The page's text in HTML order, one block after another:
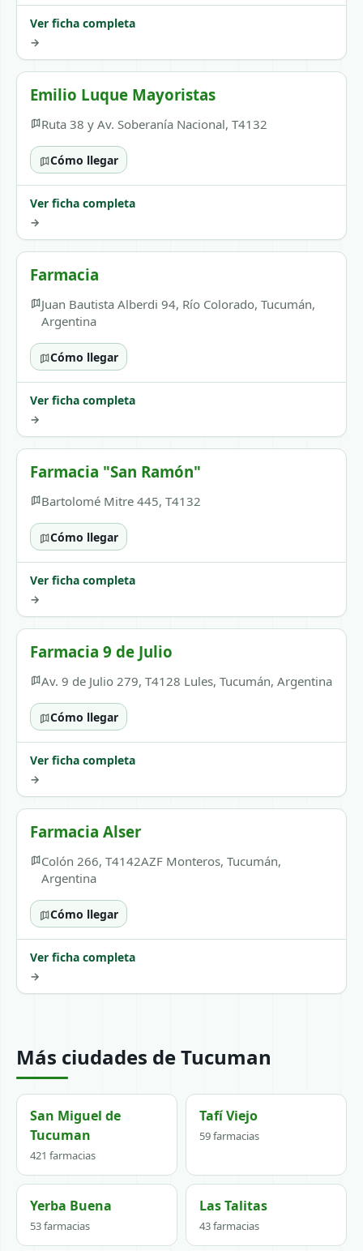
Ver ficha completa
→
Emilio Luque Mayoristas
Ruta 38 y Av. Soberanía Nacional, T4132
Cómo llegar
Ver ficha completa
→
Farmacia
Juan Bautista Alberdi 94, Río Colorado, Tucumán,
Argentina
Cómo llegar
Ver ficha completa
→
Farmacia "San Ramón"
Bartolomé Mitre 445, T4132
Cómo llegar
Ver ficha completa
→
Farmacia 9 de Julio
Av. 9 de Julio 279, T4128 Lules, Tucumán, Argentina
Cómo llegar
Ver ficha completa
→
Farmacia Alser
Colón 266, T4142AZF Monteros, Tucumán,
Argentina
Cómo llegar
Ver ficha completa
→
Más ciudades de Tucuman
San Miguel de
Tucuman
421 farmacias
Tafí Viejo
59 farmacias
Yerba Buena
53 farmacias
Las Talitas
43 farmacias